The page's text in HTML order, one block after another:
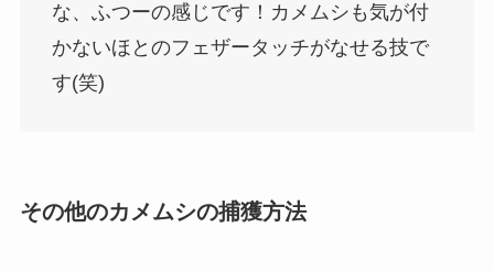
な、ふつーの感じです！カメムシも気が付
かないほとのフェザータッチがなせる技で
す(笑)
その他のカメムシの捕獲方法